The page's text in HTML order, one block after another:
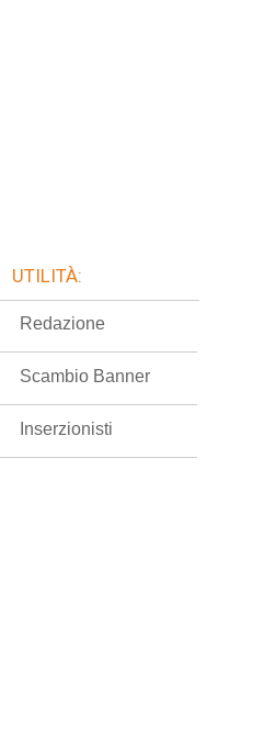
UTILITÀ:
Redazione
Scambio Banner
Inserzionisti